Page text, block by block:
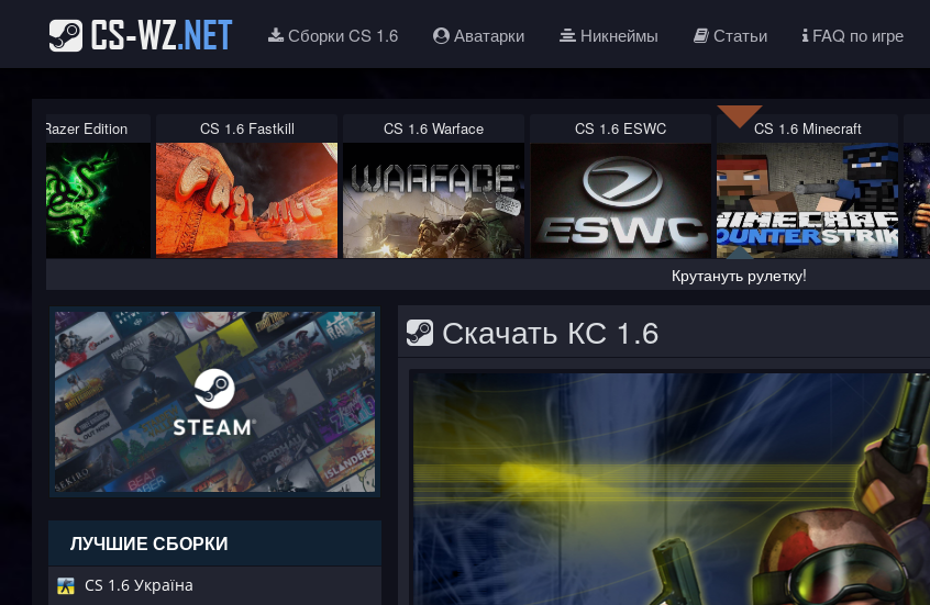
CS-WZ.NET Сборки CS 1.6 Аватарки Никнеймы Статьи FAQ по игре
1.6 Razer Edition CS 1.6 Fastkill CS 1.6 Warface CS 1.6 ESWC CS 1.6 Minecraft
Крутануть рулетку!
ЛУЧШИЕ СБОРКИ
CS 1.6 Україна
Скачать КС 1.6